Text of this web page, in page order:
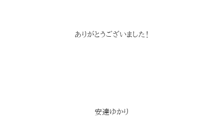
ありがとうございました！
安達ゆかり